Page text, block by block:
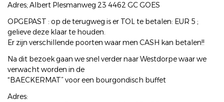
Adres; Albert Plesmanweg 23 4462 GC GOES
OPGEPAST : op de terugweg is er TOL te betalen: EUR 5 ;
gelieve deze klaar te houden.
Er zijn verschillende poorten waar men CASH kan betalen!!
Na dit bezoek gaan we snel verder naar Westdorpe waar we
verwacht worden in de
“BAECKERMAT” voor een bourgondisch buffet
Adres: